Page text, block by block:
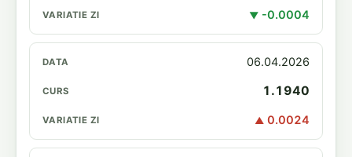
▼ -0.0004
06.04.2026
1.1940
▲ 0.0024